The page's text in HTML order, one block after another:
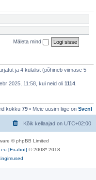
Mäleta mind
ja 4 külalist (põhineb viimase 5
2025, 11:58, kui neid oli 1114
kokku 79 • Meie uusim liige on SvenI
Kõik kellaajad on UTC+02:00
© phpBB Limited
[Exabot] © 2008*-2018